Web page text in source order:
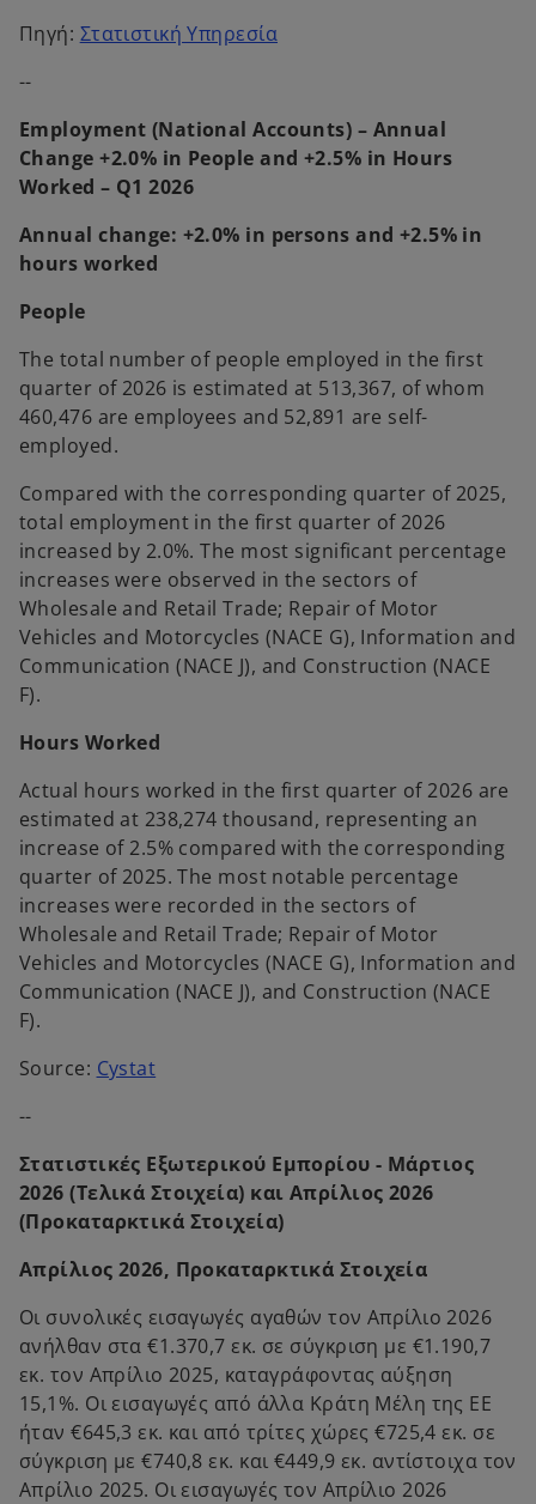
Πηγή: Στατιστική Υπηρεσία
a
a
b
--
Employment (National Accounts) – Annual
Change +2.0% in People and +2.5% in Hours
Worked – Q1 2026
Annual change: +2.0% in persons and +2.5% in
hours worked
People
The total number of people employed in the first
quarter of 2026 is estimated at 513,367, of whom
460,476 are employees and 52,891 are self-
employed.
Compared with the corresponding quarter of 2025,
total employment in the first quarter of 2026
increased by 2.0%. The most significant percentage
increases were observed in the sectors of
Wholesale and Retail Trade; Repair of Motor
Vehicles and Motorcycles (NACE G), Information and
Communication (NACE J), and Construction (NACE
F).
Hours Worked
Actual hours worked in the first quarter of 2026 are
estimated at 238,274 thousand, representing an
increase of 2.5% compared with the corresponding
quarter of 2025. The most notable percentage
increases were recorded in the sectors of
Wholesale and Retail Trade; Repair of Motor
Vehicles and Motorcycles (NACE G), Information and
Communication (NACE J), and Construction (NACE
F).
Source: Cystato
n
s
a
e
w
t
a
b
--
Στατιστικές Εξωτερικού Εμπορίου - Μάρτιος
2026 (Τελικά Στοιχεία) και Απρίλιος 2026
(Προκαταρκτικά Στοιχεία)
Απρίλιος 2026, Προκαταρκτικά Στοιχεία
Οι συνολικές εισαγωγές αγαθών τον Απρίλιο 2026
ανήλθαν στα €1.370,7 εκ. σε σύγκριση με €1.190,7
εκ. τον Απρίλιο 2025, καταγράφοντας αύξηση
15,1%. Οι εισαγωγές από άλλα Κράτη Μέλη της ΕΕ
ήταν €645,3 εκ. και από τρίτες χώρες €725,4 εκ. σε
σύγκριση με €740,8 εκ. και €449,9 εκ. αντίστοιχα τον
Απρίλιο 2025. Οι εισαγωγές τον Απρίλιο 2026